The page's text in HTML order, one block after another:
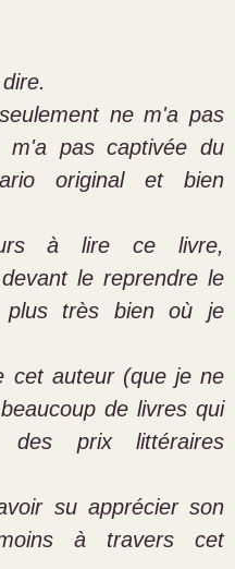
ne m'a pas
m'a pas captivée du
original et bien
à lire ce livre,
le reprendre le
plus très bien où je
cet auteur (que je ne
de livres qui
prix littéraires
su apprécier son
à travers cet